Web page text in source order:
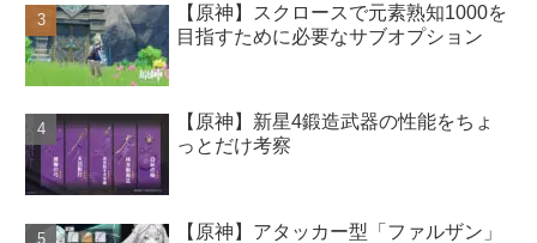
【原神】スクロースで元素熟知1000を
目指すために必要なサブオプション
【原神】新星4鍛造武器の性能をちょ
っとだけ考察
【原神】アタッカー型「ファルザン」